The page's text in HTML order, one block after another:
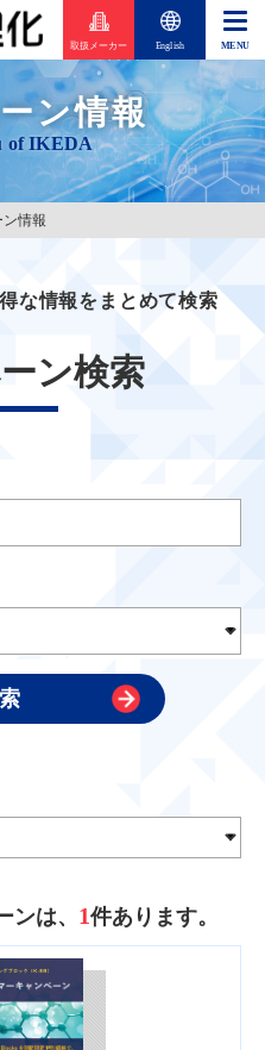
取扱メーカー English
ン情報
ン情報
な情報をまとめて検索
ン検索
は、 1件あります。